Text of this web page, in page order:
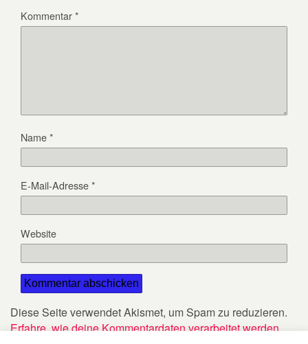
Kommentar*
Name*
E-Mail-Adresse*
Website
Diese Seite verwendet Akismet, um Spam zu reduzieren.
Erfahre, wie deine Kommentardaten verarbeitet werden..